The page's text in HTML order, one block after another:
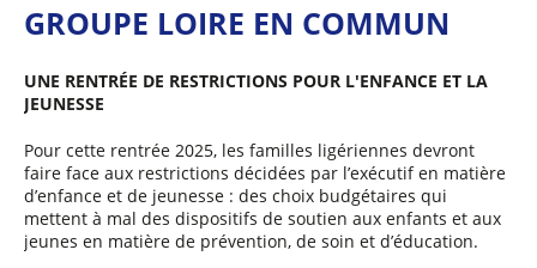
GROUPE LOIRE EN COMMUN
UNE RENTRÉE DE RESTRICTIONS POUR L'ENFANCE ET LA
JEUNESSE
Pour cette rentrée 2025, les familles ligériennes devront
faire face aux restrictions décidées par l’exécutif en matière
d’enfance et de jeunesse : des choix budgétaires qui
mettent à mal des dispositifs de soutien aux enfants et aux
jeunes en matière de prévention, de soin et d’éducation.